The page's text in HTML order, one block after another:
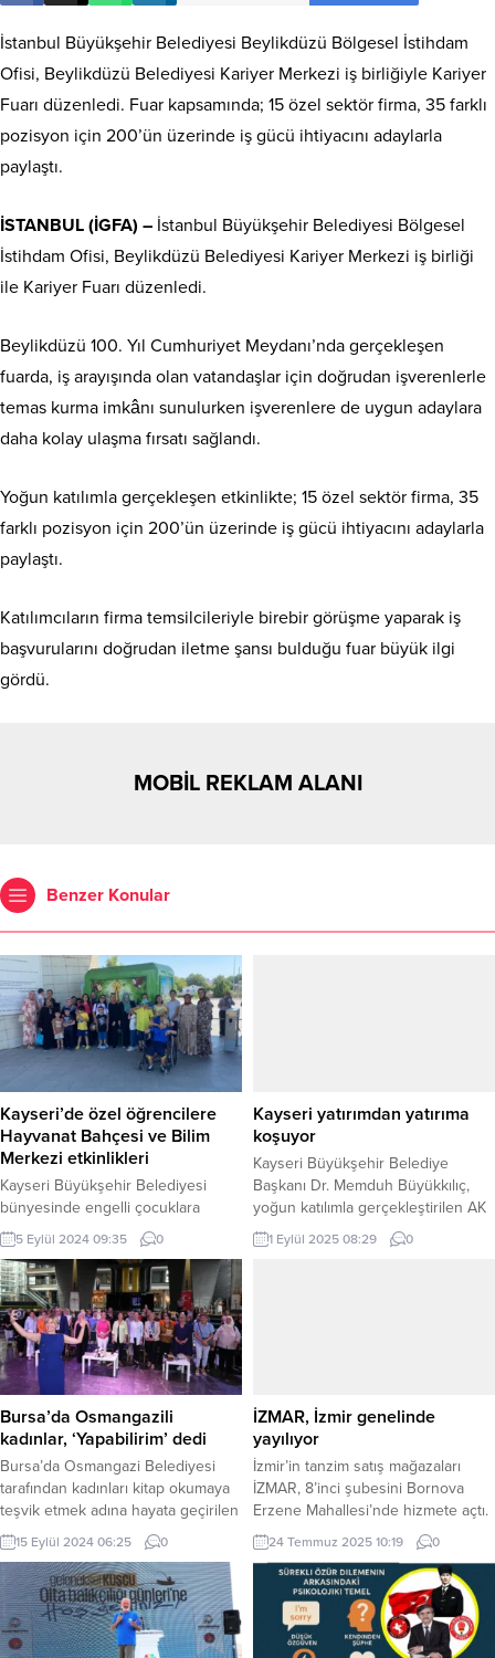
İstanbul Büyükşehir Belediyesi Beylikdüzü Bölgesel İstihdam
Ofisi, Beylikdüzü Belediyesi Kariyer Merkezi iş birliğiyle Kariyer
Fuarı düzenledi. Fuar kapsamında; 15 özel sektör firma, 35 farklı
pozisyon için 200’ün üzerinde iş gücü ihtiyacını adaylarla
paylaştı.
İSTANBUL (İGFA) – İstanbul Büyükşehir Belediyesi Bölgesel
İstihdam Ofisi, Beylikdüzü Belediyesi Kariyer Merkezi iş birliği
ile Kariyer Fuarı düzenledi.
Beylikdüzü 100. Yıl Cumhuriyet Meydanı’nda gerçekleşen
fuarda, iş arayışında olan vatandaşlar için doğrudan işverenlerle
temas kurma imkânı sunulurken işverenlere de uygun adaylara
daha kolay ulaşma fırsatı sağlandı.
Yoğun katılımla gerçekleşen etkinlikte; 15 özel sektör firma, 35
farklı pozisyon için 200’ün üzerinde iş gücü ihtiyacını adaylarla
paylaştı.
Katılımcıların firma temsilcileriyle birebir görüşme yaparak iş
başvurularını doğrudan iletme şansı bulduğu fuar büyük ilgi
gördü.
MOBİL REKLAM ALANI
Benzer Konular
Kayseri’de özel öğrencilere
Hayvanat Bahçesi ve Bilim
Merkezi etkinlikleri
Kayseri Büyükşehir Belediyesi
bünyesinde engelli çocuklara
yönelik hizmet veren Yüksel Ateş
Engelsiz Çocuk Evi öğrencilerine
yönelik, Büyükşehir Belediyesi
Hayvanat Bahçesi ve Kayseri Bilim
Merkezi’nde etkinlik düzenlendi.
Büyükşehir’in özel öğrencileri
etkinlikte hem öğrendi hem de
doyasıya eğlendi. KAYSERİ (İGFA) –
Kayseri Büyükşehir Belediye
Başkanı Dr. Memduh Büyükkılıç’ın
‘özel kardeşlerim’ diyerek bağrına...
5 Eylül 2024 09:35 0
Kayseri yatırımdan yatırıma
koşuyor
Kayseri Büyükşehir Belediye
Başkanı Dr. Memduh Büyükkılıç,
yoğun katılımla gerçekleştirilen AK
Parti Kayseri Genişletilmiş İl
Danışma Meclisi Toplantısı’na
Durmak yok, koşmaya devam” dedi.
KAYSERİ (İGFA) – AK...
1 Eylül 2025 08:29 0
Bursa’da Osmangazili
kadınlar, ‘Yapabilirim’ dedi
Bursa’da Osmangazi Belediyesi
tarafından kadınları kitap okumaya
teşvik etmek adına hayata geçirilen
‘Kadın Yazarıyla Buluşuyor’ projesi
kapsamında, gazeteci-yazar
Tuluhan Tekelioğlu, Osmangazili
kitapseverler ile buluştu. BURSA
(İGFA) – ‘Okuyan kadın özgürleşir,
aydınlanır ve özgüvenli olur’,
15 Eylül 2024 06:25 0
İZMAR, İzmir genelinde
yayılıyor
İzmir’in tanzim satış mağazaları
İZMAR, 8’inci şubesini Bornova
Erzene Mahallesi’nde hizmete açtı.
Açıldığı günden beri İzmirlilerin
yoğun ilgi gösterdiği mağazalar,
vatandaşları güvenli ve uygun fiyatlı
alışverişle buluşturmaya devam
ediyor. İZMİR (İGFA) – İzmir
Büyükşehir Belediyesi’nin
24 Temmuz 2025 10:19 0